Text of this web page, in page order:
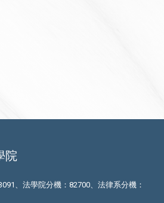
院
、法學院分機：82700、法律系分機：